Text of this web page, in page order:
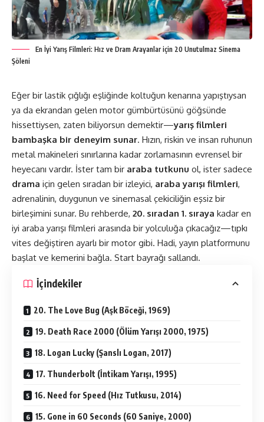
En İyi Yarış Filmleri: Hız ve Dram Arayanlar için 20 Unutulmaz Sinema
Şöleni
Eğer bir lastik çığlığı eşliğinde koltuğun kenarına yapıştıysan
ya da ekrandan gelen motor gümbürtüsünü göğsünde
hissettiysen, zaten biliyorsun demektir—yarış filmleri
bambaşka bir deneyim sunar. Hızın, riskin ve insan ruhunun
metal makineleri sınırlarına kadar zorlamasının evrensel bir
heyecanı vardır. İster tam bir araba tutkunu ol, ister sadece
drama için gelen sıradan bir izleyici, araba yarışı filmleri,
adrenalinin, duygunun ve sinemasal çekiciliğin eşsiz bir
birleşimini sunar. Bu rehberde, 20. sıradan 1. sıraya kadar en
iyi araba yarışı filmleri arasında bir yolculuğa çıkacağız—tıpkı
vites değiştiren ayarlı bir motor gibi. Hadi, yayın platformunu
başlat ve kemerini bağla. Start bayrağı sallandı.
İçindekiler
20. The Love Bug (Aşk Böceği, 1969)
19. Death Race 2000 (Ölüm Yarışı 2000, 1975)
18. Logan Lucky (Şanslı Logan, 2017)
17. Thunderbolt (İntikam Yarışı, 1995)
16. Need for Speed (Hız Tutkusu, 2014)
15. Gone in 60 Seconds (60 Saniye, 2000)